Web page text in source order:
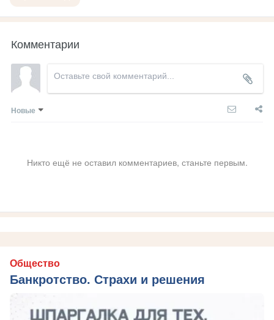
Комментарии
Новые
Никто ещё не оставил комментариев, станьте первым.
Общество
Банкротство. Страхи и решения